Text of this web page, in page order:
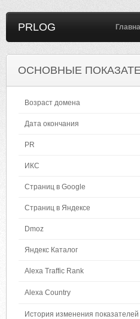
PRLOG
ОСНОВНЫЕ
Возраст домена
Дата окончания
PR
ИКС
Страниц в Google
Страниц в Яндексе
Dmoz
Яндекс Каталог
Alexa Traffic Rank
Alexa Country
История изменения показателей